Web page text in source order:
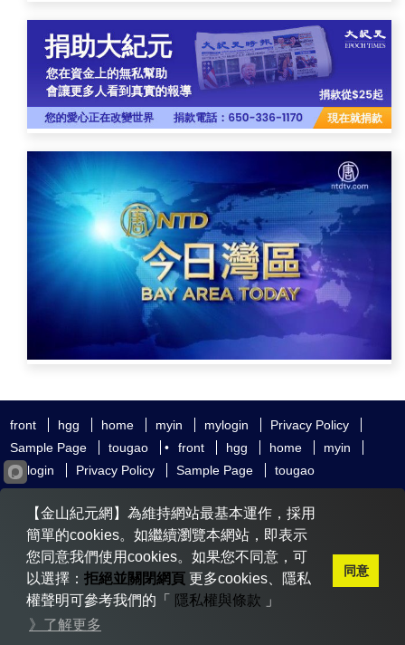
front hgg home myin mylogin
Privacy Policy
Sample Page
tougao • front hgg home
myin
mylogin
Privacy Policy Sample Page tougao
友好鏈接 追查國際 新唐人電視
神韻藝術團
大紀元時報
希望之聲 全球退黨服務中心 明慧網
無界網
Copyright © 2020-2026 金山紀元. All Rights Reserved.
【金山紀元網】為維持網站最基本運作，採用
簡單的cookies。如繼續瀏覽本網站，即表示
您同意我們使用cookies。如果您不同意，可
以選擇： 拒絕並關閉網頁更多cookies、隱私
權聲明可參考我們的「
隱私權與條款 」
》了解更多
同意